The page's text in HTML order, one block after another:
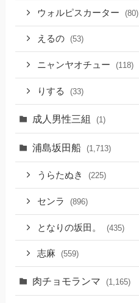
ウォルピスカーター (80)
えるの (53)
ニャンヤオチュー (118)
りする (33)
成人男性三組 (1)
浦島坂田船 (1,713)
うらたぬき (225)
センラ (896)
となりの坂田。 (435)
志麻 (559)
肉チョモランマ (1,165)